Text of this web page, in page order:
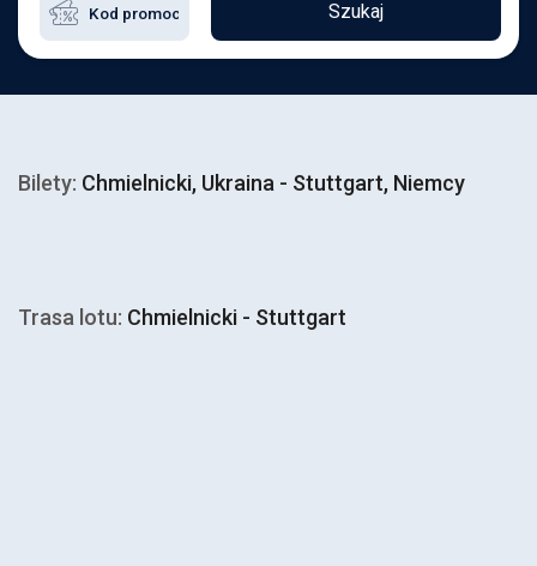
Szukaj
Bilety: Chmielnicki, Ukraina - Stuttgart, Niemcy
Trasa lotu: Chmielnicki - Stuttgart